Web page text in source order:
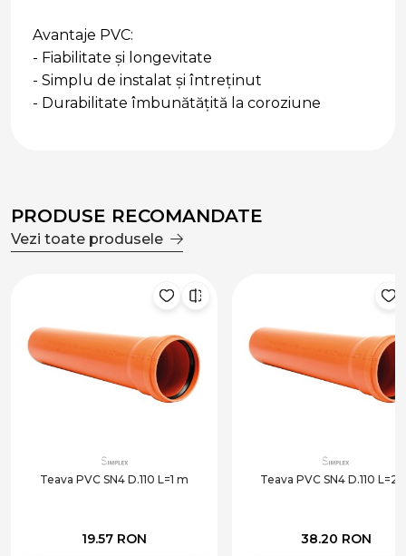
Avantaje PVC:
- Fiabilitate și longevitate
- Simplu de instalat și întreținut
- Durabilitate îmbunătățită la coroziune
PRODUSE RECOMANDATE
Vezi toate produsele
Teava PVC SN4 D.110 L=1 m
19.57 RON
Teava PVC SN4 D.110 L=2
38.20 RON